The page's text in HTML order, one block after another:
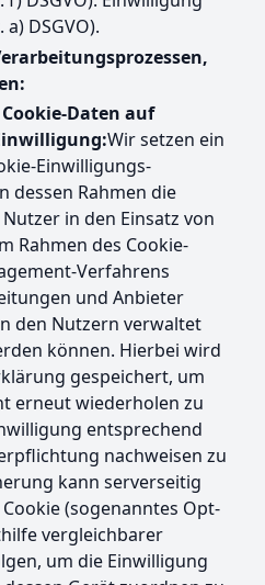
a) DSGVO).
Daten auf
Wir setzen ein
Einwilligungs-
dessen Rahmen die
in den Einsatz von
Rahmen des Cookie-
Verfahrens
und Anbieter
den Nutzern verwaltet
können. Hierbei wird
gespeichert, um
erneut wiederholen zu
entsprechend
nachweisen zu
kann serverseitig
(sogenanntes Opt-
vergleichbarer
um die Einwilligung